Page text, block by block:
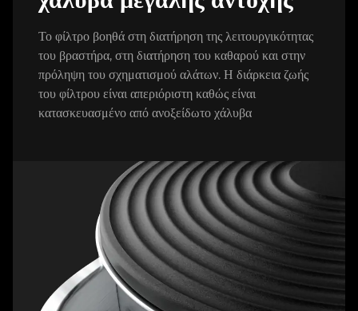
Το φίλτρο βοηθά στη διατήρηση της λειτουργικότητας
του βραστήρα, στη διατήρηση του καθαρού και στην
πρόληψη του σχηματισμού αλάτων. Η διάρκεια ζωής
του φίλτρου είναι απεριόριστη καθώς είναι
κατασκευασμένο από ανοξείδωτο χάλυβα